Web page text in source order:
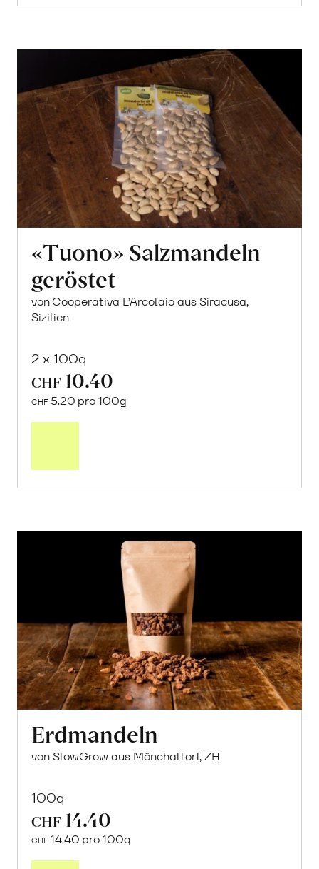
«Tuono» Salzmandeln
geröstet
von Cooperativa L’Arcolaio aus Siracusa,
Sizilien
2 x 100g
CHF 10.40
CHF 5.20 pro 100g
Erdmandeln
von SlowGrow aus Mönchaltorf, ZH
100g
CHF 14.40
CHF 14.40 pro 100g